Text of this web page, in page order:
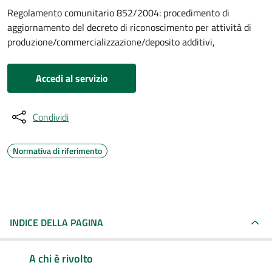
Regolamento comunitario 852/2004: procedimento di
aggiornamento del decreto di riconoscimento per attività di
produzione/commercializzazione/deposito additivi,
Accedi al servizio
Condividi
Normativa di riferimento
INDICE DELLA PAGINA
A chi è rivolto